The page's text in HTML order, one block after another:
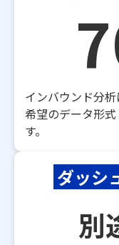
インバウンド分
希望のデータ形
す。
ダッシ
別